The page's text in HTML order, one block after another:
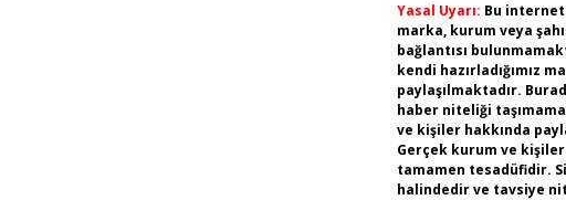
Yasal Uyarı: Bu
marka, kurum veya
bağlantısı
kendi hazırladığımız
paylaşılmaktadır.
haber niteliği
ve kişiler hakkında
Gerçek kurum ve
tamamen tesadüfidir.
halindedir ve tavsiye